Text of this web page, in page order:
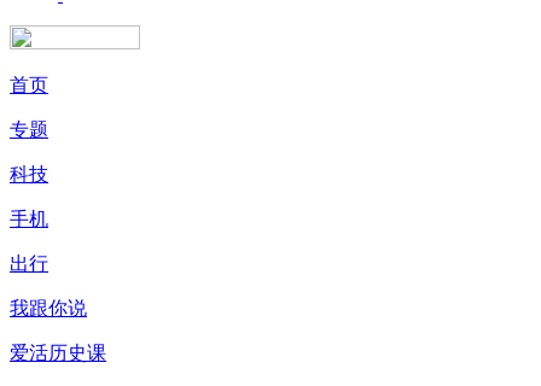
首页
专题
科技
手机
出行
我跟你说
爱活历史课